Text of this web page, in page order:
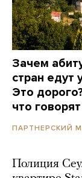
Зачем
стран едут
Это
что
ПАРТНЕРСКИЙ
Полиция